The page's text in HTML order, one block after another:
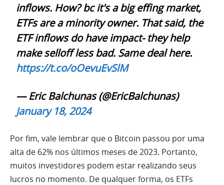
inflows. How? bc it's a big effing market,
ETFs are a minority owner. That said, the
ETF inflows do have impact- they help
make selloff less bad. Same deal here.
https://t.co/oOevuEvSlM
— Eric Balchunas (@EricBalchunas)
January 18, 2024
Por fim, vale lembrar que o Bitcoin passou por uma
alta de 62% nos últimos meses de 2023. Portanto,
muitos investidores podem estar realizando seus
lucros no momento. De qualquer forma, os ETFs